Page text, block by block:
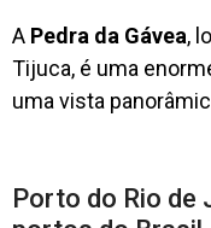
A Pedra da Gávea,
Tijuca, é uma
uma vista
Porto do Rio de